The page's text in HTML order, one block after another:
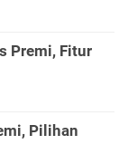
Premi, Fitur
Pilihan